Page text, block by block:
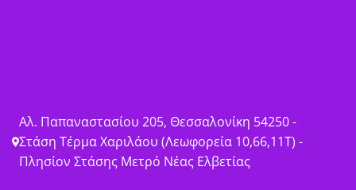
Αλ. Παπαναστασίου 205, Θεσσαλονίκη 54250 -
Στάση Τέρμα Χαριλάου (Λεωφορεία 10,66,11Τ) -
Πλησίον Στάσης Μετρό Νέας Ελβετίας